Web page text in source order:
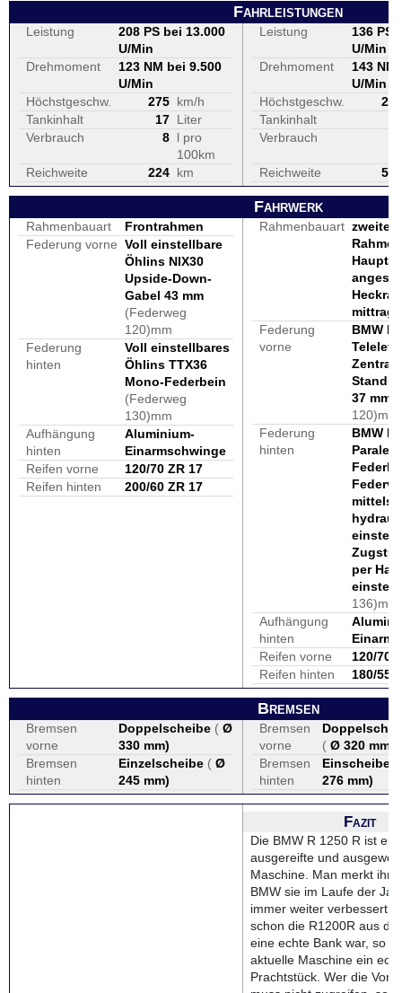
Fahrleistungen
Leistung
208 PS bei 13.000
U/Min
Drehmoment
123 NM bei 9.500
U/Min
Höchstgeschw.
275 km/h
Tankinhalt
17 Liter
Verbrauch
8 l pro
100km
Reichweite
224 km
Leistung
136 PS
U/Min
Drehmoment
143 NM
U/Min
Höchstgeschw.
200
Tankinhalt
Verbrauch
Reichweite 520
Fahrwerk
Rahmenbauart
Frontrahmen
Federung vorne Voll einstellbare
Öhlins NIX30
Upside-Down-
Gabel 43 mm
(Federweg
120)mm
Federung
hinten
Voll einstellbares
Öhlins TTX36
Mono-Federbein
(Federweg
130)mm
Aufhängung
hinten
Aluminium-
Einarmschwinge
Reifen vorne
120/70 ZR 17
Reifen hinten
200/60 ZR 17
Rahmenbauart
Haupt-
Federung
vorne
BMW
37 mm
120)mm
Federung
hinten
BMW
mittels
per
136)mm
Aufhängung
hinten
Reifen vorne
120/70
Reifen hinten
180/55
Bremsen
Bremsen
vorne
Doppelscheibe ( Ø
330 mm)
Bremsen
hinten
Einzelscheibe ( Ø
245 mm)
Bremsen
vorne
( Ø 320 mm
Bremsen
hinten
276 mm)
Fazit
Die BMW R 1250 R ist
ausgereifte und
Maschine. Man merkt ihr
BMW sie im Laufe der
immer weiter verbessert
schon die R1200R aus
eine echte Bank war, so
aktuelle Maschine ein
Prachtstück. Wer die